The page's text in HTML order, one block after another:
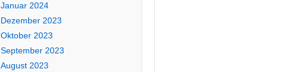
Januar 2024
Dezember 2023
Oktober 2023
September 2023
August 2023